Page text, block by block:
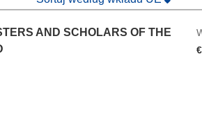
AND SCHOLARS OF THE